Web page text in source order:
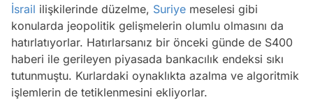
İsrail ilişkilerinde düzelme, Suriye meselesi gibi
konularda jeopolitik gelişmelerin olumlu olmasını da
hatırlatıyorlar. Hatırlarsanız bir önceki günde de S400
haberi ile gerileyen piyasada bankacılık endeksi sıkı
tutunmuştu. Kurlardaki oynaklıkta azalma ve algoritmik
işlemlerin de tetiklenmesini ekliyorlar.